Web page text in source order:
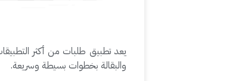
يعد تطبيق طلبات من أكثر
والبقالة بخطوات بسيطة وسريعة.